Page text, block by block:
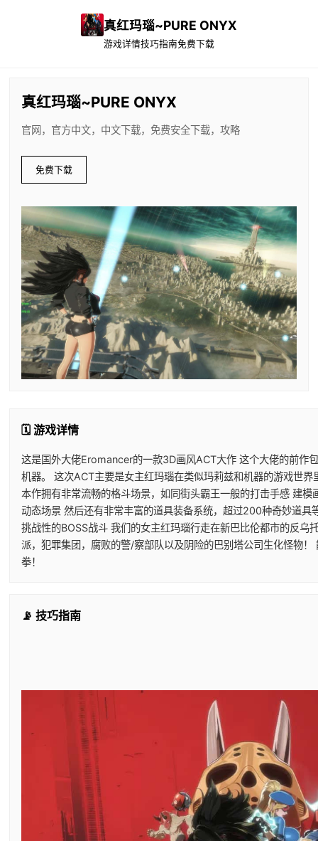
真红玛瑙~PURE ONYX
游戏详情技巧指南免费下载
真红玛瑙~PURE ONYX
官网，官方中文，中文下载，免费安全下载，攻略
免费下载
🗓️ 游戏详情
这是国外大佬Eromancer的一款3D画风ACT大作 这个大佬的前作
机器。 这次ACT主要是女主红玛瑙在类似玛莉兹和机器的游戏世
本作拥有非常流畅的格斗场景，如同街头霸王一般的打击手感 建
动态场景 然后还有非常丰富的道具装备系统，超过200种奇妙道具
挑战性的BOSS战斗 我们的女主红玛瑙行走在新巴比伦都市的反乌
派，犯罪集团，腐败的警/察部队以及阴险的巴别塔公司生化怪物
拳！
📡 技巧指南